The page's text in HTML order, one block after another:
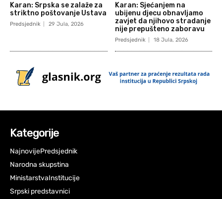
Karan: Srpska se zalaže za
striktno poštovanje Ustava
Predsjednik 29 Jula, 2026
Karan: Sjećanjem na
ubijenu djecu obnavljamo
zavjet da njihovo stradanje
nije prepušteno zaboravu
Predsjednik 18 Jula, 2026
Kategorije
NajnovijePredsjednik
Narodna skupstina
MinistarstvaInstitucije
Srpski predstavnici